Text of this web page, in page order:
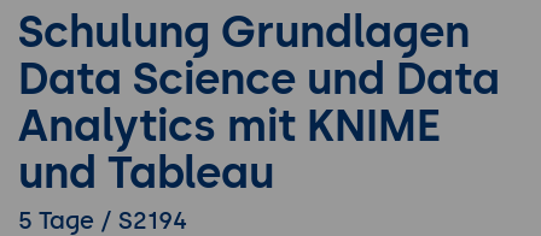
Schulung Grundlagen
Data Science und Data
Analytics mit KNIME
und Tableau
5 Tage / S2194